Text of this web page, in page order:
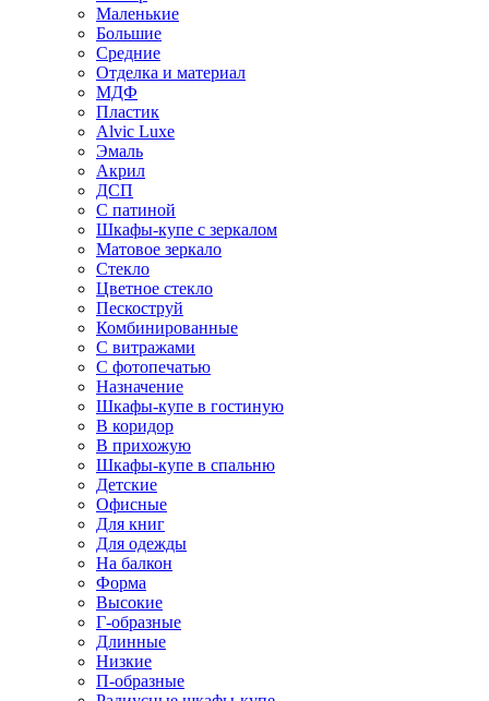
Маленькие
Большие
Средние
Отделка и материал
МДФ
Пластик
Alvic Luxe
Эмаль
Акрил
ДСП
С патиной
Шкафы-купе с зеркалом
Матовое зеркало
Стекло
Цветное стекло
Пескоструй
Комбинированные
С витражами
С фотопечатью
Назначение
Шкафы-купе в гостиную
В коридор
В прихожую
Шкафы-купе в спальню
Детские
Офисные
Для книг
Для одежды
На балкон
Форма
Высокие
Г-образные
Длинные
Низкие
П-образные